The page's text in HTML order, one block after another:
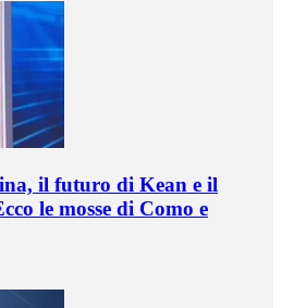
il futuro di Kean e il
le mosse di Como e